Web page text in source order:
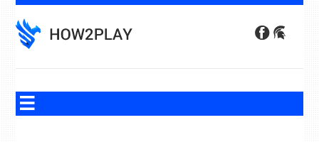
to
content